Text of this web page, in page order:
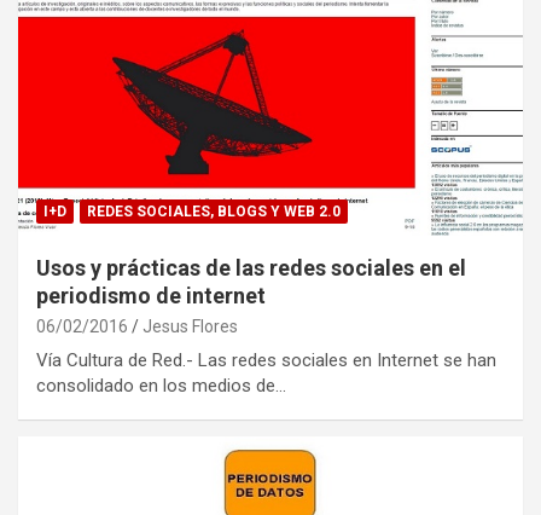
I+D REDES SOCIALES, BLOGS Y WEB 2.0
Usos y prácticas de las redes sociales en el
periodismo de internet
06/02/2016 Jesus Flores
Vía Cultura de Red.- Las redes sociales en Internet se han
consolidado en los medios de…